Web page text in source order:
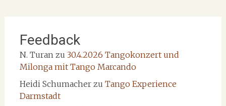
Feedback
N. Turan zu 30.4.2026 Tangokonzert und
Milonga mit Tango Marcando
Heidi Schumacherzu Tango Experience
Darmstadt